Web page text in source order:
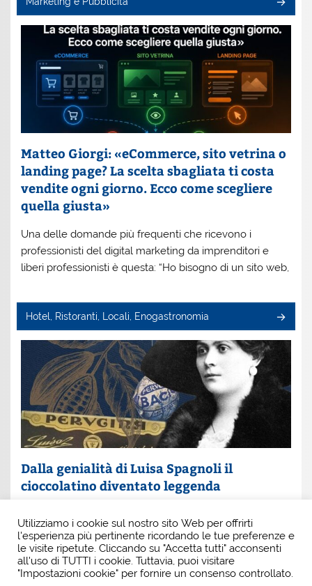
Matteo Giorgi: «eCommerce, sito vetrina o
landing page? La scelta sbagliata ti costa
vendite ogni giorno. Ecco come scegliere
quella giusta»
Una delle domande più frequenti che ricevono i
professionisti del digital marketing da imprenditori e
liberi professionisti è questa: “Ho bisogno di un sito web,
Hotel, Ristoranti, Locali, Enogastronomia
Dalla genialità di Luisa Spagnoli il
cioccolatino diventato leggenda
Spagnoli. È lei la donna che, con intuito e coraggio, ha
scritto una pagina indimenticabile della
Utilizziamo i cookie sul nostro sito Web per offrirti
l'esperienza più pertinente ricordando le tue preferenze e
le visite ripetute. Cliccando su "Accetta tutti" acconsenti
all'uso di TUTTI i cookie. Tuttavia, puoi visitare
"Impostazioni cookie" per fornire un consenso controllato.